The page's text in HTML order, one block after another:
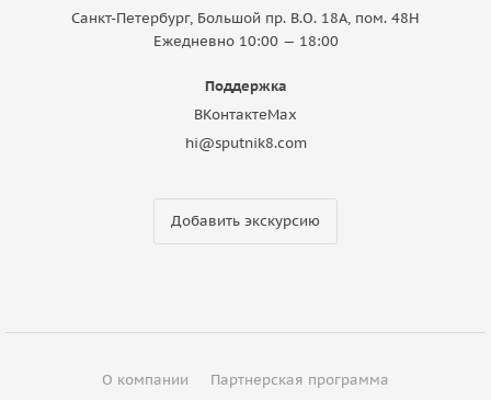
Санкт-Петербург, Большой пр. В.О. 18A, пом. 48Н
Ежедневно 10:00 — 18:00
Поддержка
ВКонтактеMax
hi@sputnik8.com
Добавить экскурсию
О компании Партнерская программа